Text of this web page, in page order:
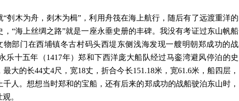
“刳木为舟，剡木为楫”，利用舟筏在海上航行，随后有了远渡重洋的
“海上丝绸之路”就是一座永垂史册的丰碑。我没有考证过东山帆船
物部门在西埔镇冬古村码头西堤东侧浅海发现一艘明朝郑成功的战
乐十五年（1417年）郑和下西洋庞大船队经过马銮湾避风停泊的史
大的长44丈4尺，宽18丈，折合今长151.18米，宽61.6米，船四层，
人。想想当时郑和的宝船，还有后来的郑成功的战船驶泊东山时，
。